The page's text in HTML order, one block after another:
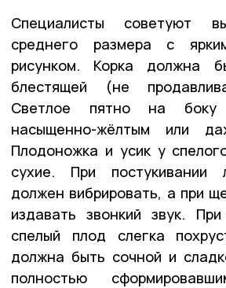
Специалисты советуют
среднего размера с
рисунком. Корка должна
блестящей (не
Светлое пятно на
насыщенно-жёлтым или
Плодоножка и усик у
сухие. При постукивании
должен вибрировать, а при
издавать звонкий звук.
спелый плод слегка
должна быть сочной и
полностью